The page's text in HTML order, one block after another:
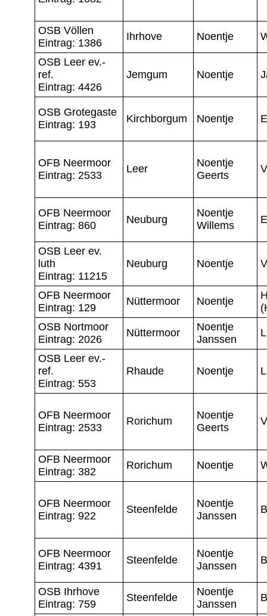
OSB Völlen
Eintrag: 1386
Ihrhove Noentje
OSB Leer ev.-
ref.
Eintrag: 4426
Jemgum Noentje
OSB Grotegaste
Eintrag: 193
Kirchborgum Noentje
OFB Neermoor
Eintrag: 2533
Leer
Noentje
Geerts
OFB Neermoor
Eintrag: 860
Neuburg
Noentje
Willems
OSB Leer ev.
luth
Eintrag: 11215
Neuburg Noentje
OFB Neermoor
Eintrag: 129
Nüttermoor Noentje
OSB Nortmoor
Eintrag: 2026
Nüttermoor
Noentje
Janssen
OSB Leer ev.-
ref.
Eintrag: 553
Rhaude Noentje
OFB Neermoor
Eintrag: 2533
Rorichum
Noentje
Geerts
OFB Neermoor
Eintrag: 382
Rorichum Noentje
OFB Neermoor
Eintrag: 922
Steenfelde
Noentje
Janssen
OFB Neermoor
Eintrag: 4391
Steenfelde
Noentje
Janssen
OSB Ihrhove
Eintrag: 759
Steenfelde
Noentje
Janssen